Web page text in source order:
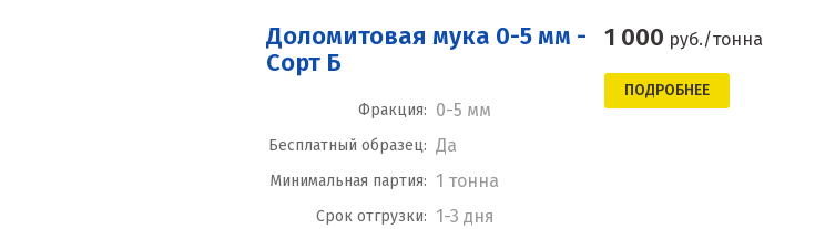
Доломитовая мука 0-5 мм -
Сорт Б
Фракция: 0-5 мм
Бесплатный образец: Да
Минимальная партия: 1 тонна
Срок отгрузки: 1-3 дня
1 000 руб./тонна
ПОДРОБНЕЕ